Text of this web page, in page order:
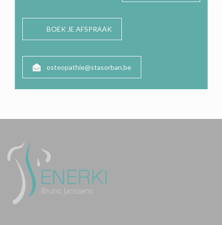
BOEK JE AFSPRAAK
osteopathie@stasorban.be